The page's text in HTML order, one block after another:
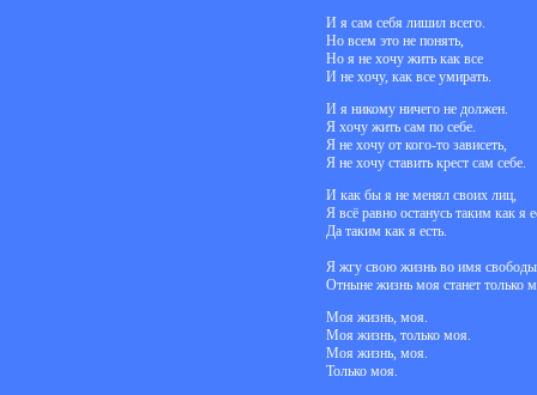
И я сам себя лишил всего.
Но всем это не понять,
Но я не хочу жить как все
И не хочу, как все умирать.
И я никому ничего не должен.
Я хочу жить сам по себе.
Я не хочу от кого-то зависеть,
Я не хочу ставить крест сам себе.
И как бы я не менял своих лиц,
Я всё равно останусь таким как я
Да таким как я есть.
Я жгу свою жизнь во имя
Отныне жизнь моя станет только
Моя жизнь, моя.
Моя жизнь, только моя.
Моя жизнь, моя.
Только моя.